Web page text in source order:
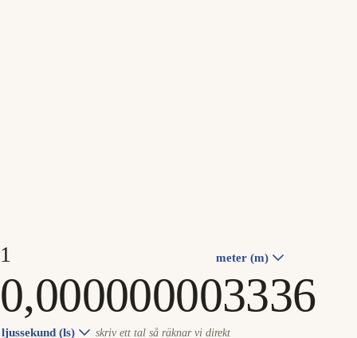
meter (m)
ljussekund (ls) skriv ett tal så räknar vi direkt